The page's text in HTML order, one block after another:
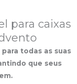
para caixas
todas as suas
que seus